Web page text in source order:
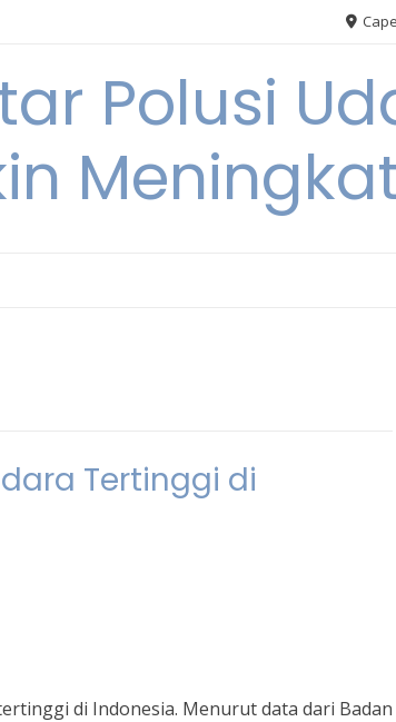
Polusi
Tertinggi di
di Indonesia. Menurut data dari Badan